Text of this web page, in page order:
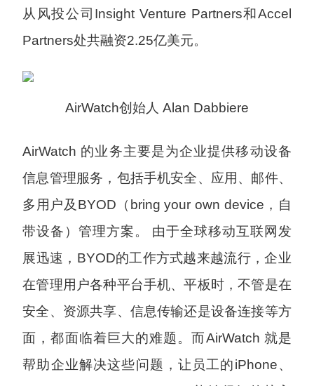
从风投公司Insight Venture Partners和Accel
Partners处共融资2.25亿美元。
AirWatch创始人 Alan Dabbiere
AirWatch 的业务主要是为企业提供移动设备
信息管理服务，包括手机安全、应用、邮件、
多用户及BYOD（bring your own device，自
带设备）管理方案。 由于全球移动互联网发
展迅速，BYOD的工作方式越来越流行，企业
在管理用户各种平台手机、平板时，不管是在
安全、资源共享、信息传输还是设备连接等方
面，都面临着巨大的难题。而AirWatch 就是
帮助企业解决这些问题，让员工的iPhone、